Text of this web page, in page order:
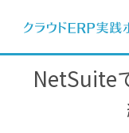
NetSuite